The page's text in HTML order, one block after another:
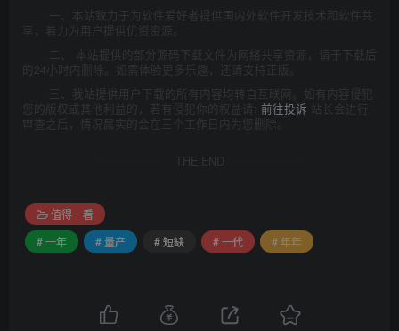
一、本站致力于为软件爱好者提供国内外软件开发技术和软件共
享，着力为用户提供优资资源。
二、 本站提供的部分源码下载文件为网络共享资源，请于下载后
的24小时内删除。如需体验更多乐趣，还请支持正版。
三、我站提供用户下载的所有内容均转自互联网。如有内容侵犯
您的版权或其他利益的，若有侵犯你的权益请: 前往投诉 站长会进行
审查之后，情况属实的会在三个工作日内为您删除。
THE END
值得一看
# 一年
# 量产 # 短缺 # 一代 # 年年